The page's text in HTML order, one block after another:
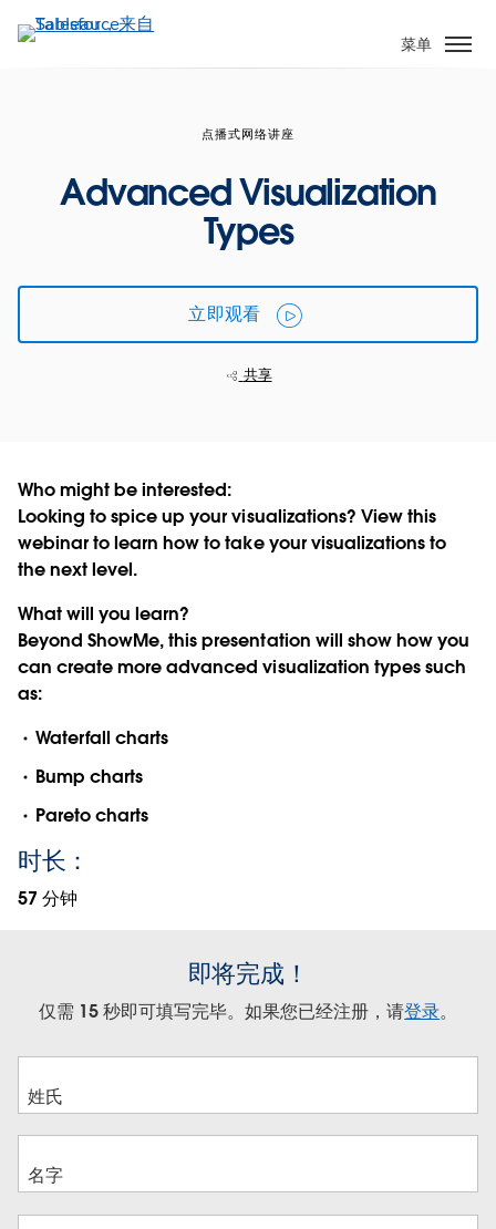
转
菜单
点播式网络讲座
Advanced Visualization
Types
立即观看
共享
Who might be interested:
Looking to spice up your visualizations? View this
webinar to learn how to take your visualizations to
the next level.
What will you learn?
Beyond ShowMe, this presentation will show how you
can create more advanced visualization types such
as:
Waterfall charts
Bump charts
Pareto charts
时长：
57 分钟
即将完成！
仅需 15 秒即可填写完毕。如果您已经注册，请登录。